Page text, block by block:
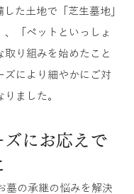
た土地で「芝生墓地」
、「ペットといっしょ
取り組みを始めたこと
ズにより細やかにご対
ました。
ズにお応えで
墓の承継の悩みを解決